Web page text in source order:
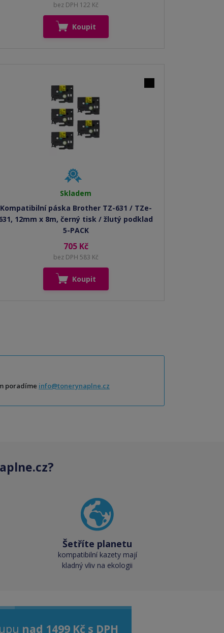
bez DPH 122 Kč
Koupit
Skladem
Kompatibilní páska Brother TZ-631 / TZe-
12mm x 8m, černý tisk / žlutý podklad
5-PACK
705 Kč
bez DPH 583 Kč
Koupit
poradíme info@tonerynaplne.cz
Šetříte planetu
kompatibilní kazety mají
kladný vliv na ekologii
nad 1499 Kč s DPH